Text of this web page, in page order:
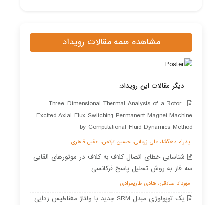
مشاهده همه مقالات رویداد
دیگر مقالات این رویداد:
Three-Dimensional Thermal Analysis of a Rotor-
Excited Axial Flux Switching Permanent Magnet Machine
by Computational Fluid Dynamics Method
پدرام دهگشا، علی زرقانی، حسین ترکمن، عقیل قاهری
شناسایی خطای اتصال کلاف به کلاف در موتورهای القایی
سه فاز به روش تحلیل پاسخ فرکانسی
مهرداد صادقی، هادی طاریمرادی
یک توپولوژی مبدل SRM جدید با ولتاژ مغناطیس زدایی